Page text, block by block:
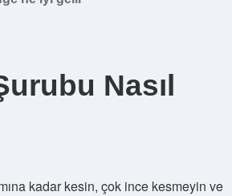
Nasıl
kadar kesin, çok ince kesmeyin ve